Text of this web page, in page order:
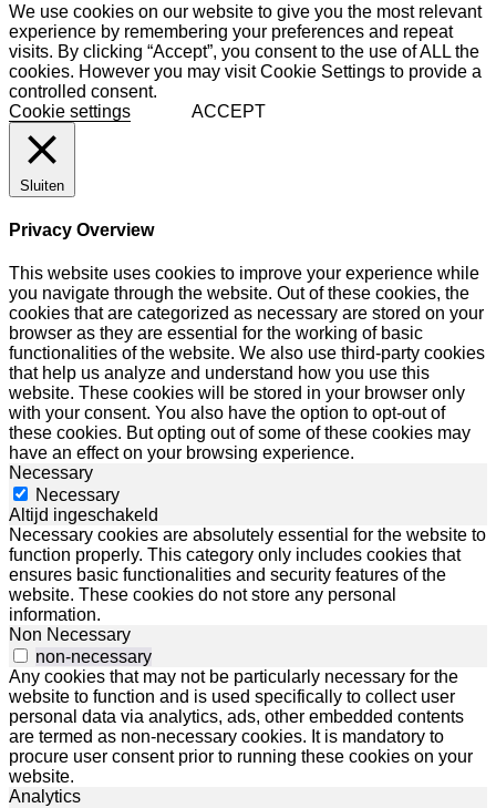
We use cookies on our website to give you the most relevant
experience by remembering your preferences and repeat
visits. By clicking “Accept”, you consent to the use of ALL the
cookies. However you may visit Cookie Settings to provide a
controlled consent.
Cookie settings
ACCEPT
Sluiten
Privacy Overview
This website uses cookies to improve your experience while
you navigate through the website. Out of these cookies, the
cookies that are categorized as necessary are stored on your
browser as they are essential for the working of basic
functionalities of the website. We also use third-party cookies
that help us analyze and understand how you use this
website. These cookies will be stored in your browser only
with your consent. You also have the option to opt-out of
these cookies. But opting out of some of these cookies may
have an effect on your browsing experience.
Necessary
Necessary
Altijd ingeschakeld
Necessary cookies are absolutely essential for the website to
function properly. This category only includes cookies that
ensures basic functionalities and security features of the
website. These cookies do not store any personal
information.
Non Necessary
non-necessary
Any cookies that may not be particularly necessary for the
website to function and is used specifically to collect user
personal data via analytics, ads, other embedded contents
are termed as non-necessary cookies. It is mandatory to
procure user consent prior to running these cookies on your
website.
Analytics